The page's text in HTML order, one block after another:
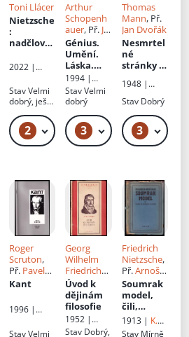
129 Kč – 139 Kč
Toni Llácer
Nietzsche
:
nadčlově
moci
2022 |
Alcompas,
S.L.
StavVelmi
dobrý, ještě
zabalená
2 369 Kč – 429 Kč
Arthur
Schopenh
auer, Př. J.
L Fischer
Ed.Josef
Ludvík
Fischer
Génius.
Umění.
Láska.
Světec
1994 |
Votobia
StavVelmi
dobrý
3 119 Kč – 129 Kč
Thomas
Mann, Př.
Jan Dvořák
Nesmrtel
né
stránky z
auera:
jak je
vysvětlil
Thomas
Mann
1948 |
Borový
Stav Dobrý
3
Roger
Scruton,
Př. Pavel
Toman
Kant
1996 |
StavVelmi
Georg
Wilhelm
Friedrich
Hegel , Př.
Karel
Slavík
Úvod k
dějinám
filosofie
1952 |
Rovnost
Stav Dobrý,
Friedrich
Nietzsche,
Př.Arnošt
Procházka
Soumrak
model,
čili,
Kterak se
filosofuje
1913 | K.
Neumanno
Stav Mírně